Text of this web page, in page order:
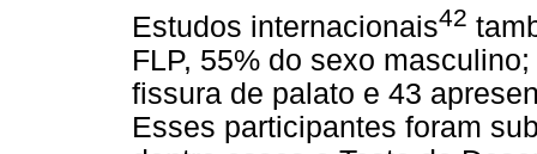
Estudos internacionais42
FLP, 55% do sexo
fissura de palato e 43
Esses participantes foram